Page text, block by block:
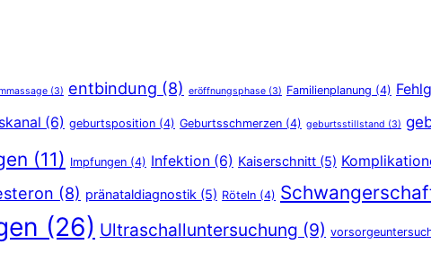
(3) entbindung (8) eröffnungsphase (3) Familienplanung (4)
(6) geburtsposition (4) Geburtsschmerzen (4) geburtsstillstand (3)
(11) Impfungen (4) Infektion (6) Kaiserschnitt (5)
(8) pränataldiagnostik (5) Röteln (4)
(26) Ultraschalluntersuchung (9)